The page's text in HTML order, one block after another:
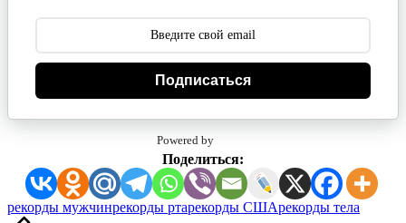
Подписаться
Powered by
Поделиться:
Метки:
рекорды мужчинрекорды ртарекорды СШАрекорды тела